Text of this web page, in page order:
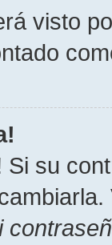
visto
Si su